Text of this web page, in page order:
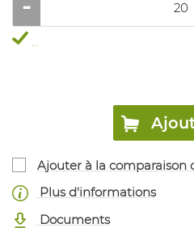
...
Ajouter à la comparaison
Plus d'informations
Documents